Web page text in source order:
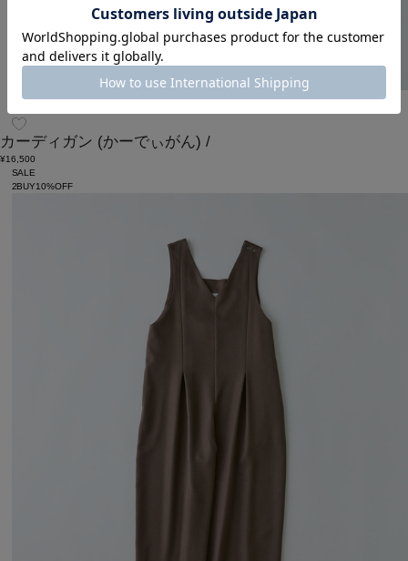
congés payés
カーディガン (かーでぃがん) /
¥16,500
SALE
2BUY10%OFF